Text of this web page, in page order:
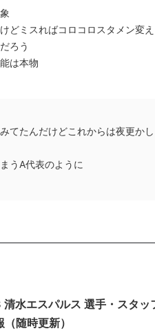
どミスればコロコロスタメン変
ろう
は本物
てたんだけどこれからは夜更か
うA代表のように
水エスパルス 選手・スタッ
随時更新）